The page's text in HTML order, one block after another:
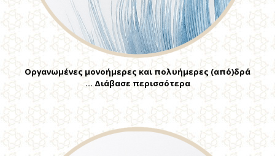
Οργανωμένες μονοήμερες και πολυήμερες (από)δρά
… Διάβασε περισσότερα